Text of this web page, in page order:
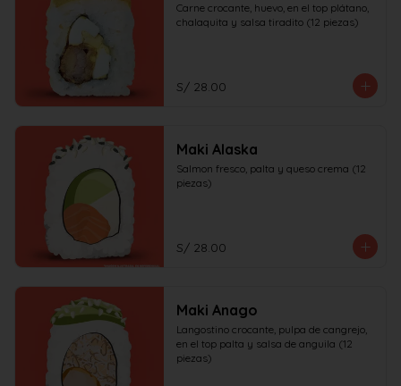
Carne crocante, huevo, en el top plátano,
chalaquita y salsa tiradito (12 piezas)
S/ 28.00
Maki Alaska
Salmon fresco, palta y queso crema (12
piezas)
S/ 28.00
Maki Anago
Langostino crocante, pulpa de cangrejo,
en el top palta y salsa de anguila (12
piezas)